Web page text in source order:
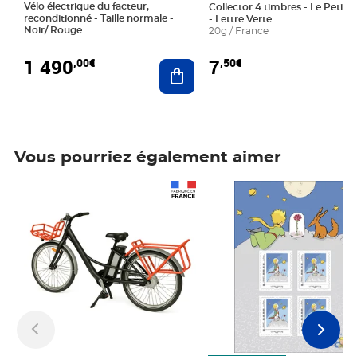
Vélo électrique du facteur,
reconditionné - Taille normale -
Noir/ Rouge
1 490,00€ Ajouter au panier
Collector 4 timbres - Le Petit
- Lettre Verte
20g / France
7,50€
Vous pourriez également aimer
Prix 7,50€